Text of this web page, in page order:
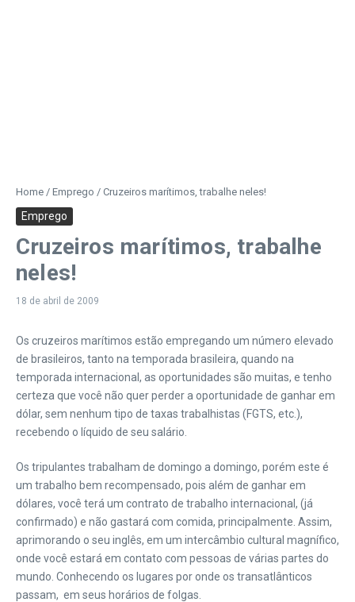
Home / Emprego / Cruzeiros marítimos, trabalhe neles!
Emprego
Cruzeiros marítimos, trabalhe
neles!
18 de abril de 2009
Os cruzeiros marítimos estão empregando um número elevado
de brasileiros, tanto na temporada brasileira, quando na
temporada internacional, as oportunidades são muitas, e tenho
certeza que você não quer perder a oportunidade de ganhar em
dólar, sem nenhum tipo de taxas trabalhistas (FGTS, etc.),
recebendo o líquido de seu salário.
Os tripulantes trabalham de domingo a domingo, porém este é
um trabalho bem recompensado, pois além de ganhar em
dólares, você terá um contrato de trabalho internacional, (já
confirmado) e não gastará com comida, principalmente. Assim,
aprimorando o seu inglês, em um intercâmbio cultural magnífico,
onde você estará em contato com pessoas de várias partes do
mundo. Conhecendo os lugares por onde os transatlânticos
passam, em seus horários de folgas.